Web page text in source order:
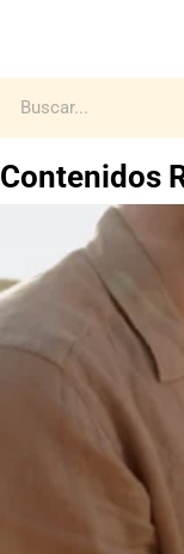
Contenidos